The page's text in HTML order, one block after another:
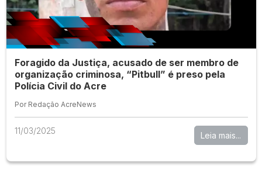
Foragido da Justiça, acusado de ser membro de
organização criminosa, “Pitbull” é preso pela
Polícia Civil do Acre
Por Redação AcreNews
11/03/2025 Leia mais...